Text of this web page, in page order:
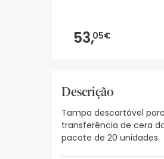
53,05€
Descrição
Tampa descartável
transferência de cera
pacote de 20 unidades.